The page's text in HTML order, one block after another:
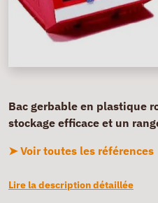
Bac gerbable en plastique
stockage efficace et un
➤ Voir toutes les références
Lire la description détaillée